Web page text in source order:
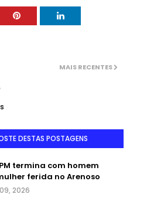
MAIS RECENTES
DESTAS POSTAGENS
termina com homem
ferida no Arenoso
2026